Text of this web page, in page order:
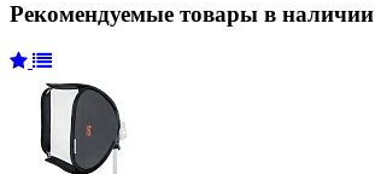
Рекомендуемые товары в наличии